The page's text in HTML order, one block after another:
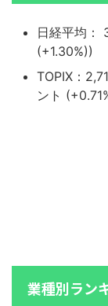
日経平均
(+1.30%))
TOPIX：
ント
業種別ラン